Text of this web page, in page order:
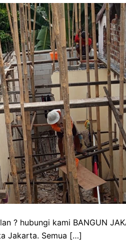
? hubungi kami BANGUN
Jakarta. Semua […]